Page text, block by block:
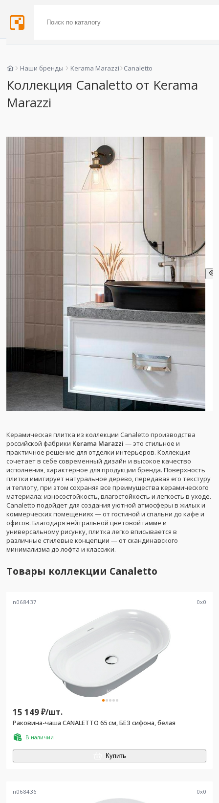
Наши бренды Kerama Marazzi Canaletto
Коллекция Canaletto от Kerama
Marazzi
Керамическая плитка из коллекции Canaletto производства
российской фабрики Kerama Marazzi — это стильное и
практичное решение для отделки интерьеров. Коллекция
сочетает в себе современный дизайн и высокое качество
исполнения, характерное для продукции бренда. Поверхность
плитки имитирует натуральное дерево, передавая его текстуру
и теплоту, при этом сохраняя все преимущества керамического
материала: износостойкость, влагостойкость и легкость в уходе.
Canaletto подойдет для создания уютной атмосферы в жилых и
коммерческих помещениях — от гостиной и спальни до кафе и
офисов. Благодаря нейтральной цветовой гамме и
универсальному рисунку, плитка легко вписывается в
различные стилевые концепции — от скандинавского
минимализма до лофта и классики.
Товары коллекции Canaletto
n068437 0x0
15 149₽/шт.
Раковина-чаша CANALETTO 65 см, БЕЗ сифона, белая
В наличии
Купить
n068436 0x0